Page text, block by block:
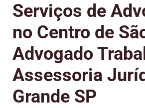
Serviços de
no Centro de
Advogado
Assessoria
Grande SP